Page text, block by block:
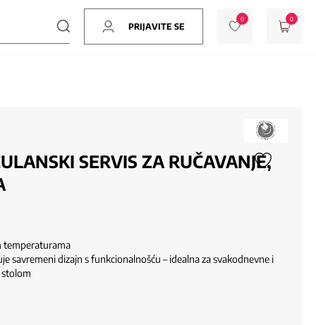
PRIJAVITE SE
0 0
SERVIS ZA RUČAVANJE,
temperaturama
savremeni dizajn s funkcionalnošću – idealna za svakodnevne i
stolom